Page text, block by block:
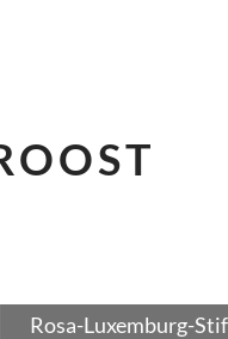
Rosa-Luxemburg-